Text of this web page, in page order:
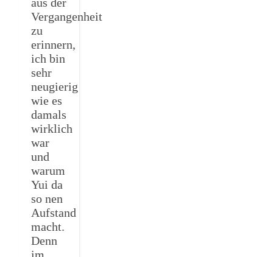
Vergangenheit
zu
erinnern,
ich bin
sehr
neugierig
wie es
damals
wirklich
war
und
warum
Yui da
so nen
Aufstand
macht.
Denn